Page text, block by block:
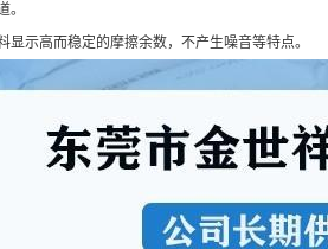
。
显示高而稳定的摩擦余数，不产生噪音等特点。